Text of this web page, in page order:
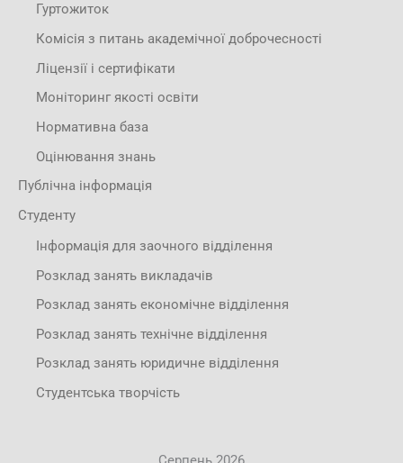
Гуртожиток
Комісія з питань академічної доброчесності
Ліцензії і сертифікати
Моніторинг якості освіти
Нормативна база
Оцінювання знань
Публічна інформація
Студенту
Інформація для заочного відділення
Розклад занять викладачів
Розклад занять економічне відділення
Розклад занять технічне відділення
Розклад занять юридичне відділення
Студентська творчість